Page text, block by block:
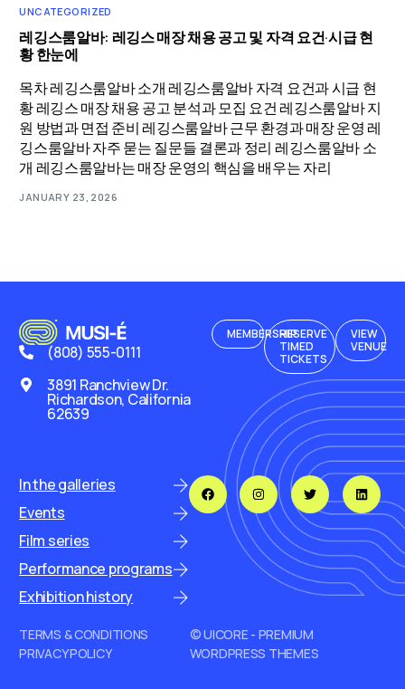
UNCATEGORIZED
레깅스룸알바: 레깅스 매장 채용 공고 및 자격 요건·시급 현
황 한눈에
목차 레깅스룸알바 소개 레깅스룸알바 자격 요건과 시급 현
황 레깅스 매장 채용 공고 분석과 모집 요건 레깅스룸알바 지
원 방법과 면접 준비 레깅스룸알바 근무 환경과 매장 운영 레
깅스룸알바 자주 묻는 질문들 결론과 정리 레깅스룸알바 소
개 레깅스룸알바는 매장 운영의 핵심을 배우는 자리
JANUARY 23, 2026
(808) 555-0111
3891 Ranchview Dr.
Richardson, California
62639
MEMBERSHIPRESERVE
TIMED
TICKETS
VIEW
VENUE
In the galleries
Events
Film series
Performance programs
Exhibition history
TERMS & CONDITIONS
PRIVACY POLICY
© UICORE - PREMIUM
WORDPRESS THEMES